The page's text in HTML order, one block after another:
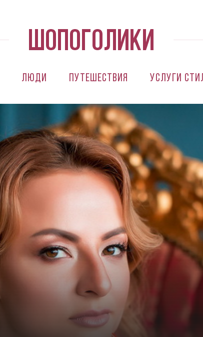
Люди Путешествия Услуги